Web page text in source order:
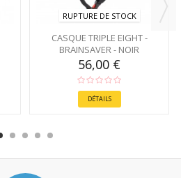
RUPTURE DE STOCK
CASQUE TRIPLE EIGHT -
BRAINSAVER - NOIR
56,00 €
DÉTAILS